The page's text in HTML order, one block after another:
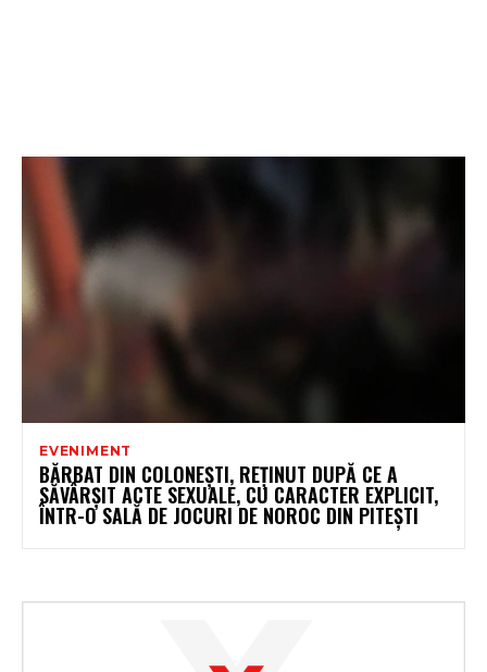
EVENIMENT
BĂRBAT DIN COLONEȘTI, REȚINUT DUPĂ CE A
SĂVÂRȘIT ACTE SEXUALE, CU CARACTER EXPLICIT,
ÎNTR-O SALĂ DE JOCURI DE NOROC DIN PITEȘTI